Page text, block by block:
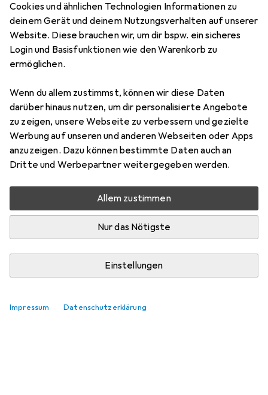
Cookies und ähnlichen Technologien Informationen zu
deinem Gerät und deinem Nutzungsverhalten auf unserer
Website. Diese brauchen wir, um dir bspw. ein sicheres
Login und Basisfunktionen wie den Warenkorb zu
ermöglichen.
Wenn du allem zustimmst, können wir diese Daten
darüber hinaus nutzen, um dir personalisierte Angebote
zu zeigen, unsere Webseite zu verbessern und gezielte
Werbung auf unseren und anderen Webseiten oder Apps
anzuzeigen. Dazu können bestimmte Daten auch an
Dritte und Werbepartner weitergegeben werden.
Allem zustimmen
Nur das Nötigste
Einstellungen
Impressum Datenschutzerklärung